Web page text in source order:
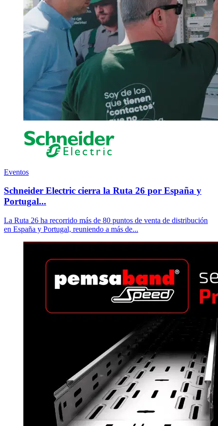
Eventos
Schneider Electric cierra la Ruta 26 por España y
Portugal...
La Ruta 26 ha recorrido más de 80 puntos de venta de distribución
en España y Portugal, reuniendo a más de...